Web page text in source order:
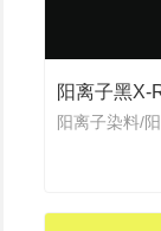
阳离子黑X-
阳离子染料/